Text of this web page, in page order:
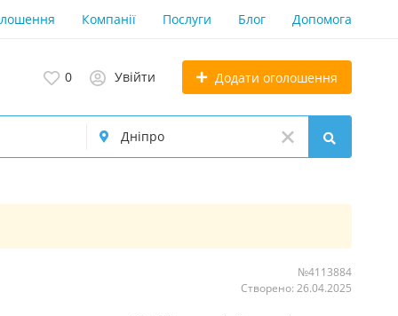
Компанії Послуги Блог Допомога
0 Увійти Додати оголошення
№4113884
Створено: 26.04.2025